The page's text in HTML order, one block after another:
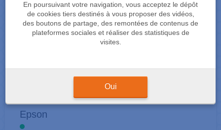
En poursuivant votre navigation, vous acceptez le dépôt
de cookies tiers destinés à vous proposer des vidéos,
des boutons de partage, des remontées de contenus de
plateformes sociales et réaliser des statistiques de
visites.
Oui
CARTOUCHES COULEUR
Epson